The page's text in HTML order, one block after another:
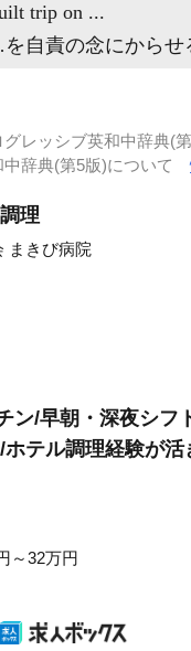
trip on ...
自責の念にからせ
レッシブ英和中辞典(第
中辞典(第5版)について
理
まきび病院
ン/早朝・深夜シフ
テル調理経験が活
～32万円